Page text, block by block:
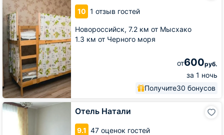
10 1 отзыв гостей
Новороссийск, 7.2 км от Мысхако
1.3 км от Черного моря
от600руб.
за 1 ночь
Получите30 бонусов
Отель Натали
9.1 47 оценок гостей
Отель
Натали